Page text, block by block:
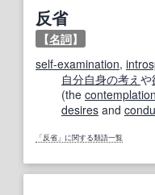
反省
【名詞】
self-examination,
自分自身の考え や
(the contemplation
desires and
「反省」に関する類語一覧